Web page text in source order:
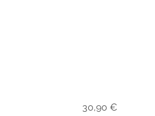
30,90 €